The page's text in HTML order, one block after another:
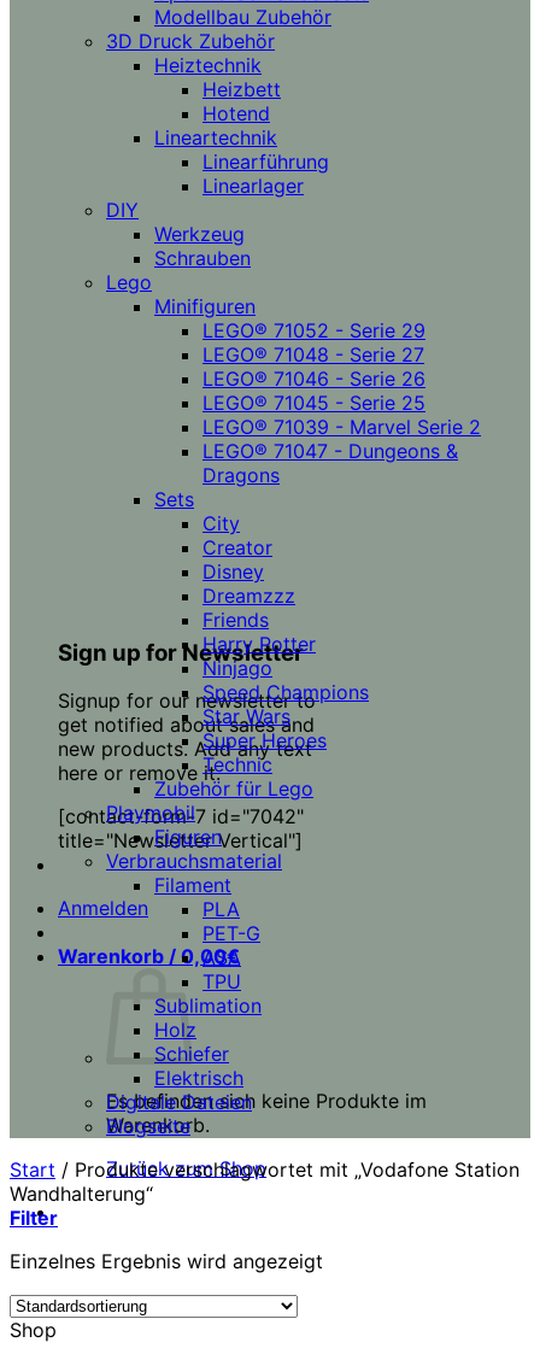
Sign up for Newsletter
Signup for our newsletter to
get notified about sales and
new products. Add any text
here or remove it.
[contact-form-7 id="7042"
title="Newsletter Vertical"]
Anmelden
Warenkorb / 0,00€
Es befinden sich keine Produkte im
Warenkorb.
Zurück zum Shop
Modellbau Zubehör
3D Druck Zubehör
Heiztechnik
Heizbett
Hotend
Lineartechnik
Linearführung
Linearlager
DIY
Werkzeug
Schrauben
Lego
Minifiguren
LEGO® 71052 - Serie 29
LEGO® 71048 - Serie 27
LEGO® 71046 - Serie 26
LEGO® 71045 - Serie 25
LEGO® 71039 - Marvel Serie 2
LEGO® 71047 - Dungeons &
Dragons
Sets
City
Creator
Disney
Dreamzzz
Friends
Harry Potter
Ninjago
Speed Champions
Star Wars
Super Heroes
Technic
Zubehör für Lego
Playmobil
Figuren
Verbrauchsmaterial
Filament
PLA
PET-G
ASA
TPU
Sublimation
Holz
Schiefer
Elektrisch
Digitale Dateien
Blogseite
Start / Produkte verschlagwortet mit „Vodafone Station
Wandhalterung“
Filter
Einzelnes Ergebnis wird angezeigt
Shop